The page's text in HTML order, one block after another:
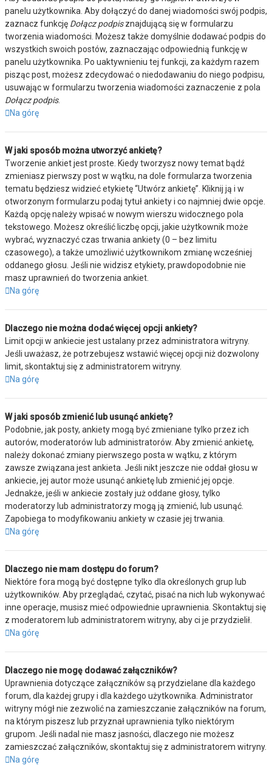
panelu użytkownika. Aby dołączyć do danej wiadomości swój podpis,
zaznacz funkcję Dołącz podpisznajdującą się w formularzu
tworzenia wiadomości. Możesz także domyślnie dodawać podpis do
wszystkich swoich postów, zaznaczając odpowiednią funkcję w
panelu użytkownika. Po uaktywnieniu tej funkcji, za każdym razem
pisząc post, możesz zdecydować o niedodawaniu do niego podpisu,
usuwając w formularzu tworzenia wiadomości zaznaczenie z pola
Dołącz podpis.
Na górę
W jaki sposób można utworzyć ankietę?
Tworzenie ankiet jest proste. Kiedy tworzysz nowy temat bądź
zmieniasz pierwszy post w wątku, na dole formularza tworzenia
tematu będziesz widzieć etykietę “Utwórz ankietę”. Kliknij ją i w
otworzonym formularzu podaj tytuł ankiety i co najmniej dwie opcje.
Każdą opcję należy wpisać w nowym wierszu widocznego pola
tekstowego. Możesz określić liczbę opcji, jakie użytkownik może
wybrać, wyznaczyć czas trwania ankiety (0 – bez limitu
czasowego), a także umożliwić użytkownikom zmianę wcześniej
oddanego głosu. Jeśli nie widzisz etykiety, prawdopodobnie nie
masz uprawnień do tworzenia ankiet.
Na górę
Dlaczego nie można dodać więcej opcji ankiety?
Limit opcji w ankiecie jest ustalany przez administratora witryny.
Jeśli uważasz, że potrzebujesz wstawić więcej opcji niż dozwolony
limit, skontaktuj się z administratorem witryny.
Na górę
W jaki sposób zmienić lub usunąć ankietę?
Podobnie, jak posty, ankiety mogą być zmieniane tylko przez ich
autorów, moderatorów lub administratorów. Aby zmienić ankietę,
należy dokonać zmiany pierwszego posta w wątku, z którym
zawsze związana jest ankieta. Jeśli nikt jeszcze nie oddał głosu w
ankiecie, jej autor może usunąć ankietę lub zmienić jej opcje.
Jednakże, jeśli w ankiecie zostały już oddane głosy, tylko
moderatorzy lub administratorzy mogą ją zmienić, lub usunąć.
Zapobiega to modyfikowaniu ankiety w czasie jej trwania.
Na górę
Dlaczego nie mam dostępu do forum?
Niektóre fora mogą być dostępne tylko dla określonych grup lub
użytkowników. Aby przeglądać, czytać, pisać na nich lub wykonywać
inne operacje, musisz mieć odpowiednie uprawnienia. Skontaktuj się
z moderatorem lub administratorem witryny, aby ci je przydzielił.
Na górę
Dlaczego nie mogę dodawać załączników?
Uprawnienia dotyczące załączników są przydzielane dla każdego
forum, dla każdej grupy i dla każdego użytkownika. Administrator
witryny mógł nie zezwolić na zamieszczanie załączników na forum,
na którym piszesz lub przyznał uprawnienia tylko niektórym
grupom. Jeśli nadal nie masz jasności, dlaczego nie możesz
zamieszczać załączników, skontaktuj się z administratorem witryny.
Na górę